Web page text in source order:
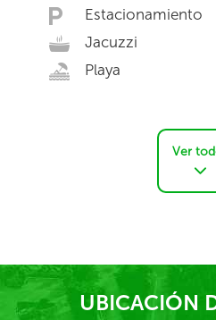
Estacionamiento
Jacuzzi
Playa
Ver
UBICACIÓN